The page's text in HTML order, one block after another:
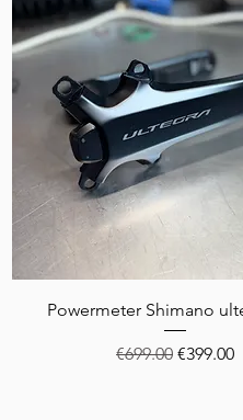
Powermeter Shimano
Regular Price
€699.00 Sale Price
€399.00